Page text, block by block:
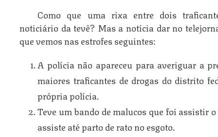
Como que uma rixa entre dois
noticiário da tevê? Mas a notícia dar no
que vemos nas estrofes seguintes:
A polícia não apareceu para averiguar a
maiores traficantes de drogas do distrito
própria polícia.
Teve um bando de malucos que foi assistir
assiste até parto de rato no esgoto.